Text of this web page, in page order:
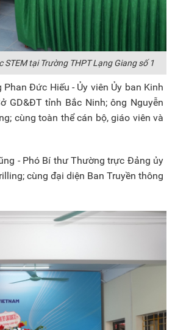
tại Trường THPT Lạng Giang số 1
Đức Hiếu - Ủy viên Ủy ban Kinh
GD&ĐT tỉnh Bắc Ninh; ông Nguyễn
cùng toàn thể cán bộ, giáo viên và
- Phó Bí thư Thường trực Đảng ủy
cùng đại diện Ban Truyền thông